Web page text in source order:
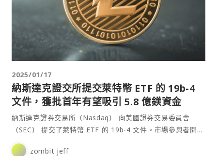
2025/01/17
納斯達克證交所提交萊特幣 ETF 的 19b-4
文件，獲批首年有望吸引 5.8 億鎂資金
納斯達克證券交易所（Nasdaq） 向美國證券交易委員會
（SEC） 提交了萊特幣 ETF 的 19b-4 文件。市場參與者開始
評估 LTC ETF 獲批的可能性。⋯
zombit jeff